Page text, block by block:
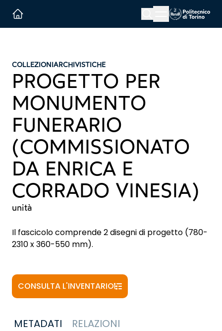
Menu button
COLLEZIONIARCHIVISTICHE
PROGETTO PER
MONUMENTO
FUNERARIO
(COMMISSIONATO
DA ENRICA E
CORRADO VINESIA)
unità
Il fascicolo comprende 2 disegni di progetto (780-
2310 x 360-550 mm).
CONSULTA L'INVENTARIO
METADATI RELAZIONI